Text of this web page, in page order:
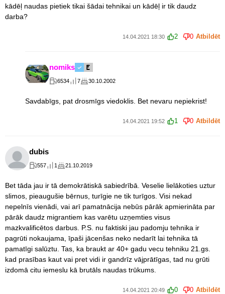
kādēļ naudas pietiek tikai šādai tehnikai un kādēļ ir tik daudz
darba?
14.04.2021 18:30 2 0 Atbildēt
nomiks
6534 7 30.10.2002
Savdabīgs, pat drosmīgs viedoklis. Bet nevaru nepiekrist!
14.04.2021 19:52 1 0 Atbildēt
dubis
557 1 21.10.2019
Bet tāda jau ir tā demokrātiskā sabiedrībā. Veselie lielākoties uztur
slimos, pieaugušie bērnus, turīgie ne tik turīgos. Visi nekad
nepelnīs vienādi, vai arī pamatnācija nebūs pārāk apmierināta par
pārāk daudz migrantiem kas varētu uzņemties visus
mazkvalificētos darbus. P.S. nu faktiski jau padomju tehnika ir
pagrūti nokaujama, īpaši jācenšas neko nedarīt lai tehnika tā
pamatīgi salūztu. Tas, ka braukt ar 40+ gadu vecu tehniku 21.gs.
kad prasības kaut vai pret vidi ir gandrīz vājprātīgas, tad nu grūti
izdomā citu iemeslu kā brutāls naudas trūkums.
14.04.2021 20:49 0 0 Atbildēt